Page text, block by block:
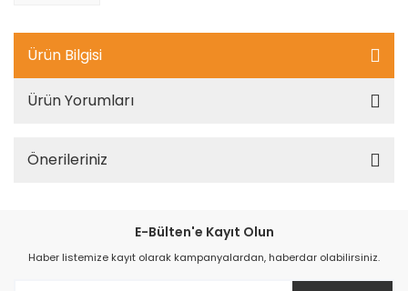
Ürün Bilgisi
Ürün Yorumları
Önerileriniz
E-Bülten'e Kayıt Olun
Haber listemize kayıt olarak kampanyalardan, haberdar olabilirsiniz.